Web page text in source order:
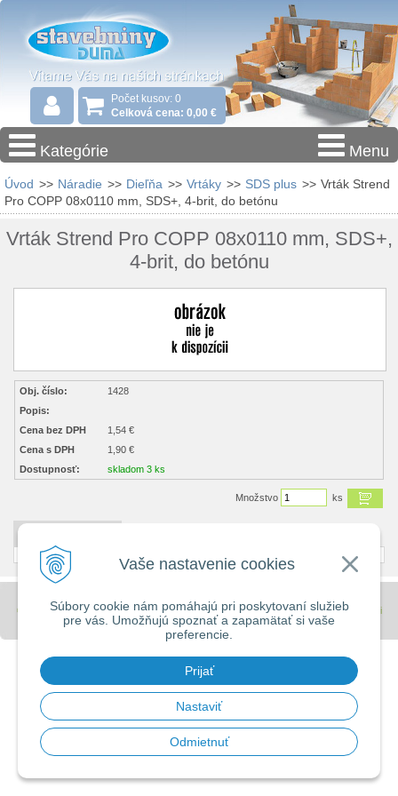
Vaše nastavenie cookies
Súbory cookie nám pomáhajú pri poskytovaní služieb
pre vás. Umožňujú spoznať a zapamätať si vaše
preferencie.
Prijať
Nastaviť
Odmietnuť
Počet kusov: 0
Celková cena: 0,00 €
Kategórie Menu
Úvod >> Náradie >> Dieľňa >> Vrtáky >> SDS plus >> Vrták Strend
Pro COPP 08x0110 mm, SDS+, 4-brit, do betónu
Vrták Strend Pro COPP 08x0110 mm, SDS+,
4-brit, do betónu
Obj. číslo:
1428
Popis:
Cena bez DPH
1,54 €
Cena s DPH
1,90 €
Dostupnosť:
skladom 3 ks
Množstvo ks
© 2026 Stavebniny - DUMA •tvorba eshopu cez UNIobchod,webhostingspoločnosti
WEBYGROUP